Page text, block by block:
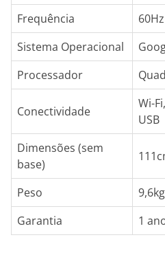
Frequência
60Hz
Sistema Operacional
Processador
Conectividade
Wi-
USB
Dimensões (sem
base)
Peso
9,6kg
Garantia
1